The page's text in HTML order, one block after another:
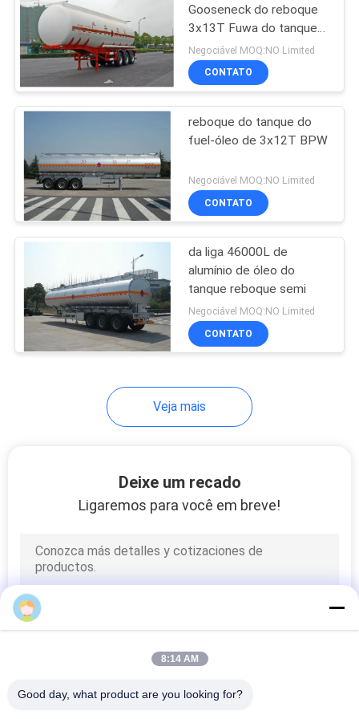
sob a plataforma da
ponte
11
Atenuador montado
caminhão
Caminhão de
Reboque do tanque
de óleo
Gooseneck do reboque
3x13T Fuwa do tanque
de óleo para o
petróleo/gasolina
Negociável MOQ:NO Limited
CONTATO
reboque do tanque do
fuel-óleo de 3x12T BPW
Negociável MOQ:NO Limited
CONTATO
da liga 46000L de
alumínio de óleo do
tanque reboque semi
Negociável MOQ:NO Limited
CONTATO
Veja mais
Deixe um recado
Ligaremos para você em breve!
8:14 AM
Good day, what product are you looking for?